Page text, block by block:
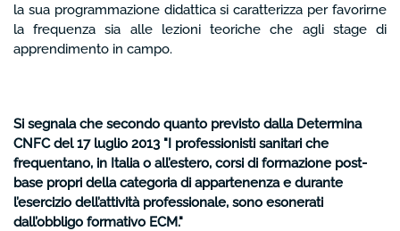
la sua programmazione didattica si caratterizza per favorirne
la frequenza sia alle lezioni teoriche che agli stage di
apprendimento in campo.
Si segnala che secondo quanto previsto dalla Determina
CNFC del 17 luglio 2013 "I professionisti sanitari che
frequentano, in Italia o all’estero, corsi di formazione post-
base propri della categoria di appartenenza e durante
l’esercizio dell’attività professionale, sono esonerati
dall’obbligo formativo ECM."